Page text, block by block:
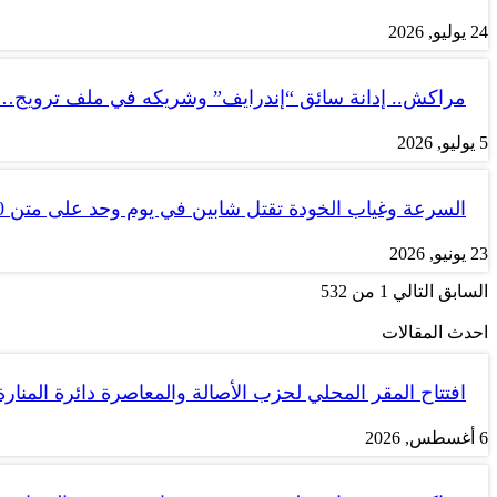
24 يوليو, 2026
مراكش.. إدانة سائق “إندرايف” وشريكه في ملف
5 يوليو, 2026
السرعة وغياب الخودة تقتل شابين في يوم وحد على متن tank 50
23 يونيو, 2026
السابق التالي 1 من 532
احدث المقالات
افتتاح المقر المحلي لحزب الأصالة والمعاصرة دائرة
6 أغسطس, 2026